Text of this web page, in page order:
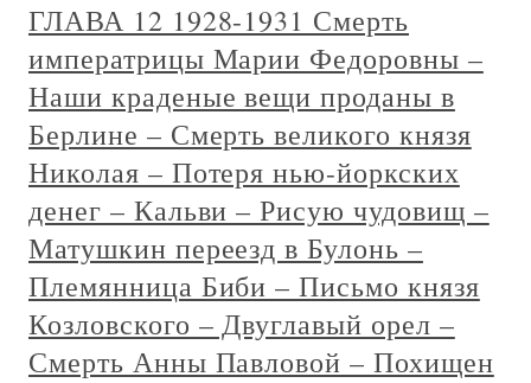
ГЛАВА 12 1928-1931 Смерть
императрицы Марии Федоровны –
Наши краденые вещи проданы в
Берлине – Смерть великого князя
Николая – Потеря нью-йоркских
денег – Кальви – Рисую чудовищ –
Матушкин переезд в Булонь –
Племянница Биби – Письмо князя
Козловского – Двуглавый орел –
Смерть Анны Павловой – Похищен